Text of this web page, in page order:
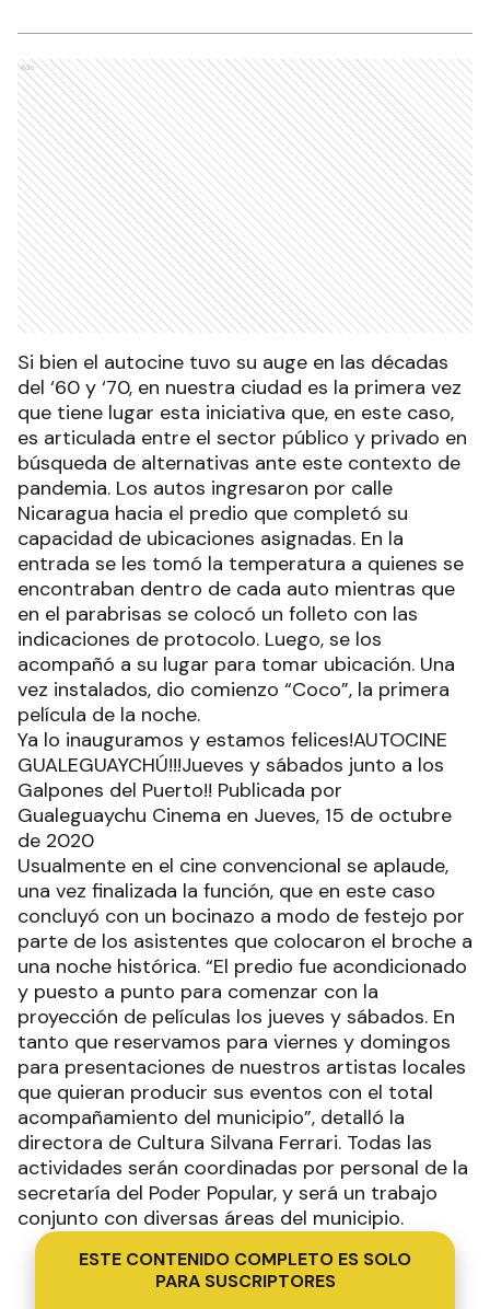
Ads
Si bien el autocine tuvo su auge en las décadas
del ‘60 y ‘70, en nuestra ciudad es la primera vez
que tiene lugar esta iniciativa que, en este caso,
es articulada entre el sector público y privado en
búsqueda de alternativas ante este contexto de
pandemia. Los autos ingresaron por calle
Nicaragua hacia el predio que completó su
capacidad de ubicaciones asignadas. En la
entrada se les tomó la temperatura a quienes se
encontraban dentro de cada auto mientras que
en el parabrisas se colocó un folleto con las
indicaciones de protocolo. Luego, se los
acompañó a su lugar para tomar ubicación. Una
vez instalados, dio comienzo “Coco”, la primera
película de la noche.
Ya lo inauguramos y estamos felices!AUTOCINE
GUALEGUAYCHÚ!!!Jueves y sábados junto a los
Galpones del Puerto!! Publicada por
Gualeguaychu Cinema en Jueves, 15 de octubre
de 2020
Usualmente en el cine convencional se aplaude,
una vez finalizada la función, que en este caso
concluyó con un bocinazo a modo de festejo por
parte de los asistentes que colocaron el broche a
una noche histórica. “El predio fue acondicionado
y puesto a punto para comenzar con la
proyección de películas los jueves y sábados. En
tanto que reservamos para viernes y domingos
para presentaciones de nuestros artistas locales
que quieran producir sus eventos con el total
acompañamiento del municipio”, detalló la
directora de Cultura Silvana Ferrari. Todas las
actividades serán coordinadas por personal de la
secretaría del Poder Popular, y será un trabajo
conjunto con diversas áreas del municipio.
ESTE CONTENIDO COMPLETO ES SOLO
PARA SUSCRIPTORES